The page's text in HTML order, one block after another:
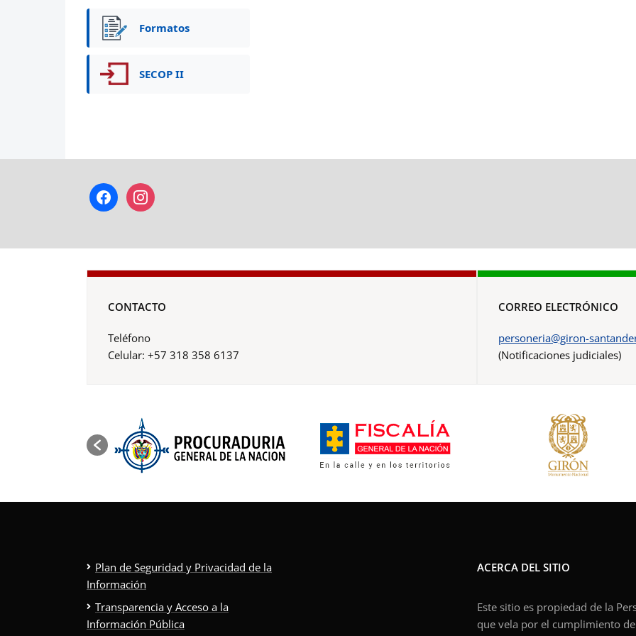
Formatos
SECOP II
facebookinstagram
CONTACTO
Teléfono
Celular: +57 318 358 6137
CORREO ELECTRÓNICO
personeria@giron-
(Notificaciones judiciales)
Plan de Seguridad y Privacidad de la
Información
Transparencia y Acceso a la
Información Pública
ACERCA DEL SITIO
Este sitio es propiedad de la
que vela por el cumplimiento